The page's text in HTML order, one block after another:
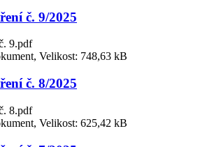
č. 9/2025
9.pdf
Velikost: 748,63 kB
č. 8/2025
8.pdf
Velikost: 625,42 kB